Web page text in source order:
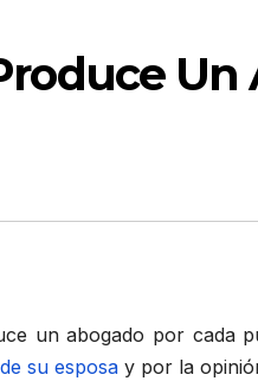
Un
un abogado por cada
su esposay por la